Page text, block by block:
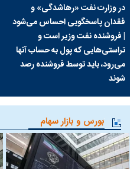
در وزارت نفت «رهاشدگی» و
فقدان پاسخگویی احساس می‌شود
| فروشنده نفت وزیر است و
تراستی‌هایی که پول به حساب آنها
می‌رود، باید توسط فروشنده رصد
شوند
بورس و بازار سهام